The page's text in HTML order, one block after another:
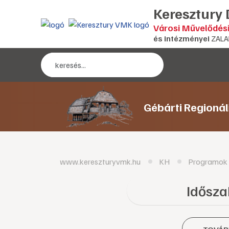
Keresztury
Városi
és intézményei
Gébárti
www.kereszturyvmk.hu KH Programok